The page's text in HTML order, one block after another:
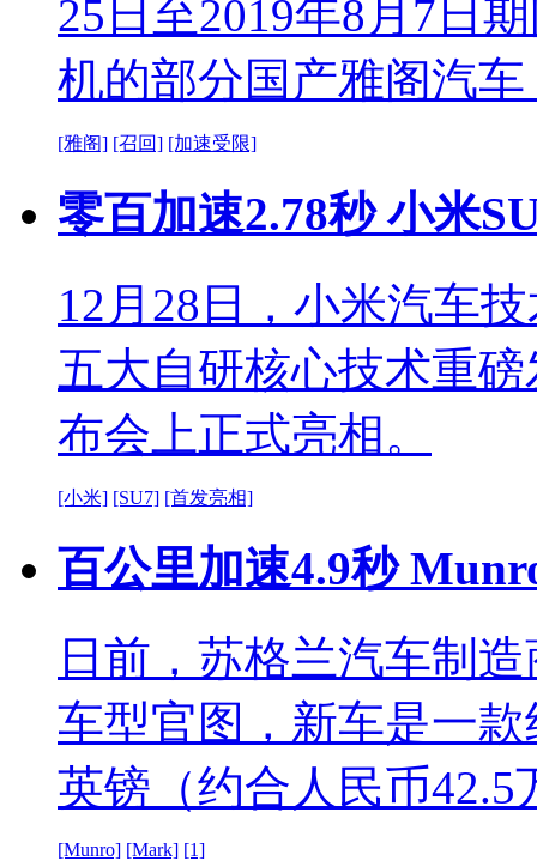
25日至2019年8月7日
机的部分国产雅阁汽
[雅阁] [召回] [加速受限]
零百加速2.78秒 小米
12月28日，小米汽车
五大自研核心技术重
布会上正式亮相。
[小米] [SU7] [首发亮相]
百公里加速4.9秒
日前，苏格兰汽车制
车型官图，新车是一
英镑（约合人民币42.5
[Munro] [Mark] [1]